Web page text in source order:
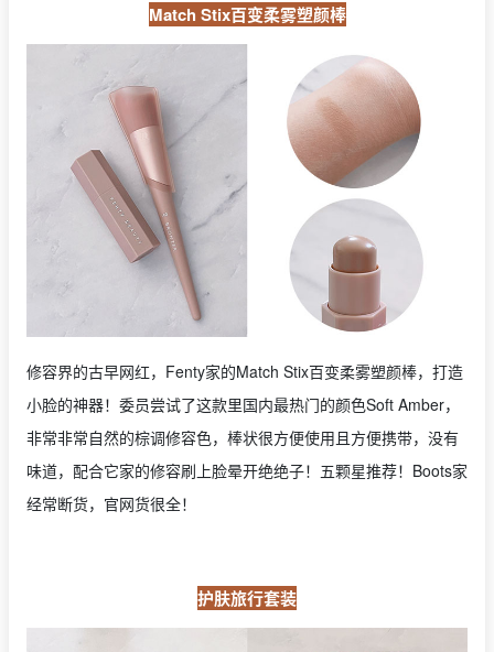
Match Stix百变柔雾塑颜棒
修容界的古早网红，Fenty家的Match Stix百变柔雾塑颜棒，打造
小脸的神器！委员尝试了这款里国内最热门的颜色Soft Amber，
非常非常自然的棕调修容色，棒状很方便使用且方便携带，没有
味道，配合它家的修容刷上脸晕开绝绝子！五颗星推荐！Boots家
经常断货，官网货很全！
护肤旅行套装